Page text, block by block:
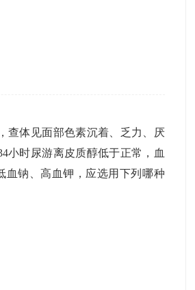
查体见面部色素沉着、乏力、厌
小时尿游离皮质醇低于正常，血
血钠、高血钾，应选用下列哪种